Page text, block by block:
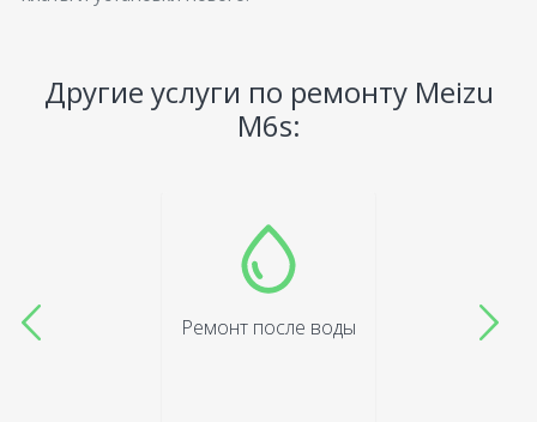
Другие услуги по ремонту Meizu
M6s:
Ремонт после воды